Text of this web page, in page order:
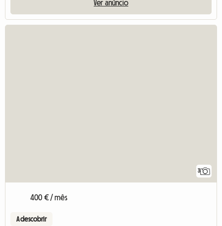
Ver anúncio
3
400 € / mês
A descobrir